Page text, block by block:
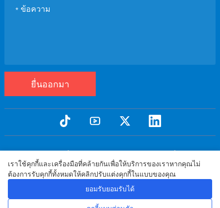
ยื่นออกมา
นโยบายความเป็นส่วนตัว | ข้อกำหนดและเงื่อนไข | นโยบายการรับประกัน
WhatsApp
การสอบถาม
เราใช้คุกกี้และเครื่องมือที่คล้ายกันเพื่อให้บริการของเราหากคุณไม่
ต้องการรับคุกกี้ทั้งหมดให้คลิกปรับแต่งคุกกี้ในแบบของคุณ
ยอมรับยอมรับได้